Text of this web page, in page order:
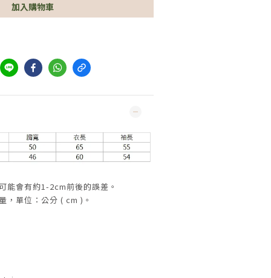
加入購物車
能會有約1-2cm前後的誤差。
，單位：公分 ( cm )。